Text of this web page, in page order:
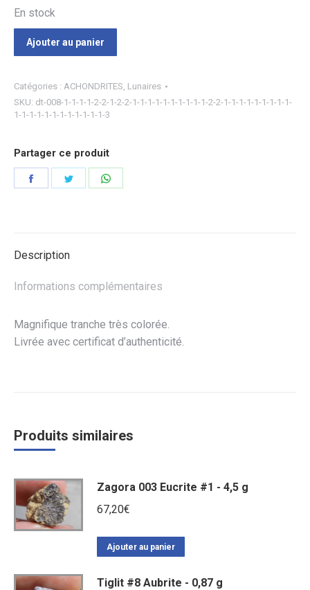
En stock
Ajouter au panier
Catégories : ACHONDRITES Lunaires
SKU: dt-008-1-1-1-1-2-2-1-2-2-1-1-1-1-1-1-1-1-1-1-2-2-1-1-1-1-1-1-1-1-1-
1-1-1-1-1-1-1-1-1-1-1-1-3
Partager ce produit
Partager Partager
Description
Informations complémentaires
Magnifique tranche très colorée.
Livrée avec certificat d’authenticité.
Produits similaires
Zagora 003 Eucrite #1 - 4,5 g
67,20€
Ajouter au panier
Tiglit #8 Aubrite - 0,87 g